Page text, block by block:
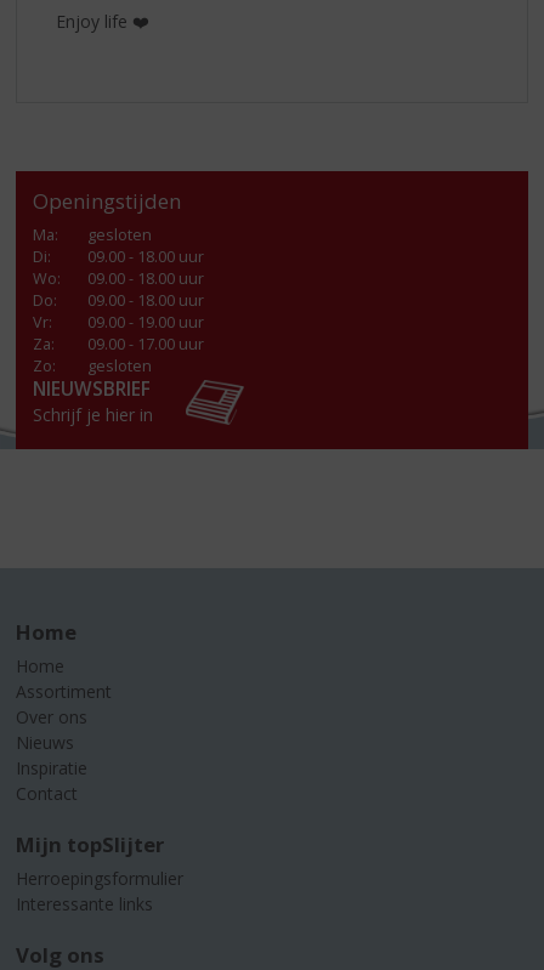
Enjoy life ❤️
Openingstijden
Ma:
gesloten
Di:
09.00 - 18.00 uur
Wo:
09.00 - 18.00 uur
Do:
09.00 - 18.00 uur
Vr:
09.00 - 19.00 uur
Za:
09.00 - 17.00 uur
Zo:
gesloten
NIEUWSBRIEF
Schrijf je hier in
Home
Home
Assortiment
Over ons
Nieuws
Inspiratie
Contact
Mijn topSlijter
Herroepingsformulier
Interessante links
Volg ons